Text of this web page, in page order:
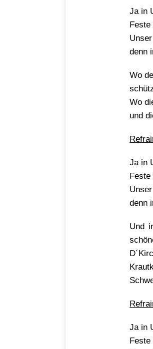
Ja in
Feste
denn
Wo
Wo
und
Ja in
Feste
denn
Und
Ja in
Feste